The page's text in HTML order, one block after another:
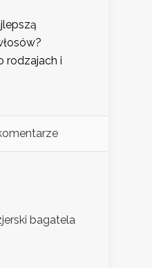
rodzajach i
bagatela